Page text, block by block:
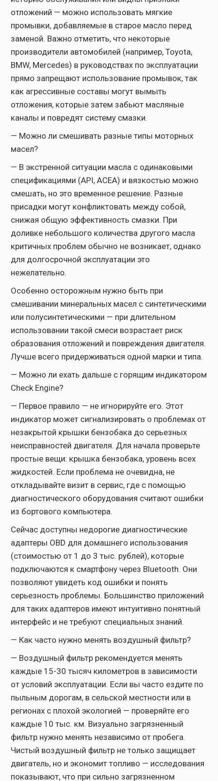
отложений — можно использовать мягкие
промывки, добавляемые в старое масло перед
заменой. Важно отметить, что некоторые
производители автомобилей (например, Toyota,
BMW, Mercedes) в руководствах по эксплуатации
прямо запрещают использование промывок, так
как агрессивные составы могут вымыть
отложения, которые затем забьют масляные
каналы и повредят систему смазки.
— Можно ли смешивать разные типы моторных
масел?
— В экстренной ситуации масла с одинаковыми
спецификациями (API, ACEA) и вязкостью можно
смешать, но это временное решение. Разные
присадки могут конфликтовать между собой,
снижая общую эффективность смазки. При
доливке небольшого количества другого масла
критичных проблем обычно не возникает, однако
для долгосрочной эксплуатации это
нежелательно.
Особенно осторожным нужно быть при
смешивании минеральных масел с синтетическими
или полусинтетическими — при длительном
использовании такой смеси возрастает риск
образования отложений и повреждения двигателя.
Лучше всего придерживаться одной марки и типа.
— Можно ли ехать дальше с горящим индикатором
Check Engine?
— Первое правило — не игнорируйте его. Этот
индикатор может сигнализировать о проблемах от
незакрытой крышки бензобака до серьезных
неисправностей двигателя. Для начала проверьте
простые вещи: крышка бензобака, уровень всех
жидкостей. Если проблема не очевидна, не
откладывайте визит в сервис, где с помощью
диагностического оборудования считают ошибки
из бортового компьютера.
Сейчас доступны недорогие диагностические
адаптеры OBD для домашнего использования
(стоимостью от 1 до 3 тыс. рублей), которые
подключаются к смартфону через Bluetooth. Они
позволяют увидеть код ошибки и понять
серьезность проблемы. Большинство приложений
для таких адаптеров имеют интуитивно понятный
интерфейс и не требуют специальных знаний.
— Как часто нужно менять воздушный фильтр?
— Воздушный фильтр рекомендуется менять
каждые 15-30 тысяч километров в зависимости
от условий эксплуатации. Если вы часто ездите по
пыльным дорогам, в сельской местности или в
регионах с плохой экологией — проверяйте его
каждые 10 тыс. км. Визуально загрязненный
фильтр нужно менять независимо от пробега.
Чистый воздушный фильтр не только защищает
двигатель, но и экономит топливо — исследования
показывают, что при сильно загрязненном